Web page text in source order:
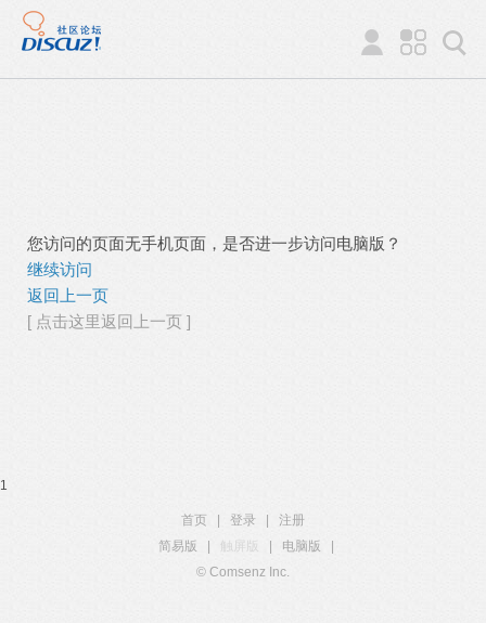
您访问的页面无手机页面，是否进一步访问电脑版？
继续访问
返回上一页
[ 点击这里返回上一页 ]
1
首页 登录
注册
简易版
触屏版 电脑版
© Comsenz Inc.